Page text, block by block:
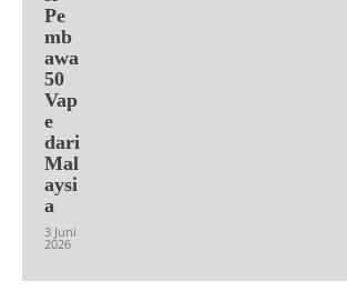
Pe
mb
awa
50
Vap
e
dari
Mal
aysi
a
3 Juni
2026